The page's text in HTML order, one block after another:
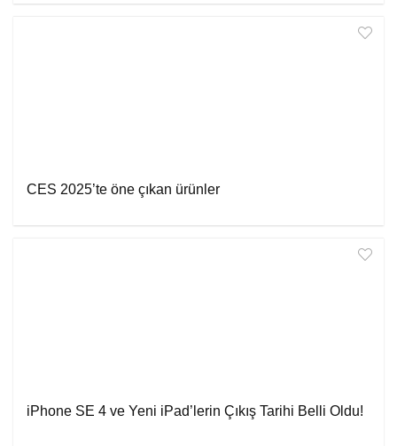
CES 2025’te öne çıkan ürünler
iPhone SE 4 ve Yeni iPad’lerin Çıkış Tarihi Belli Oldu!